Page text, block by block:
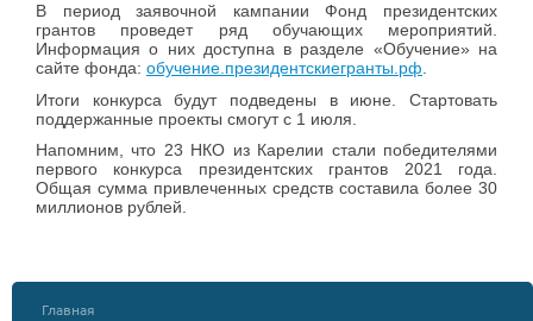
В период заявочной кампании Фонд президентских
грантов проведет ряд обучающих мероприятий.
Информация о них доступна в разделе «Обучение» на
сайте фонда: обучение.президентскиегранты.рф
Итоги конкурса будут подведены в июне. Стартовать
поддержанные проекты смогут с 1 июля.
Напомним, что 23 НКО из Карелии стали победителями
первого конкурса президентских грантов 2021 года.
Общая сумма привлеченных средств составила более 30
миллионов рублей.
Главная